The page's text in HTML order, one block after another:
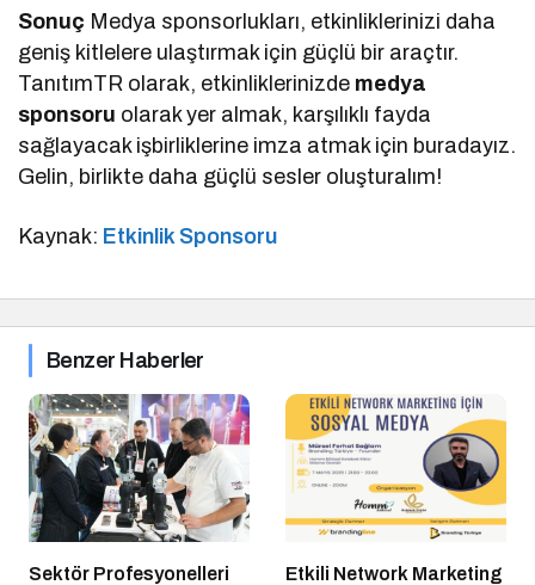
Sonuç Medya sponsorlukları, etkinliklerinizi daha
geniş kitlelere ulaştırmak için güçlü bir araçtır.
TanıtımTR olarak, etkinliklerinizde medya
sponsoru olarak yer almak, karşılıklı fayda
sağlayacak işbirliklerine imza atmak için buradayız.
Gelin, birlikte daha güçlü sesler oluşturalım!
Kaynak: Etkinlik Sponsoru
Benzer Haberler
Sektör Profesyonelleri
Etkili Network Marketing